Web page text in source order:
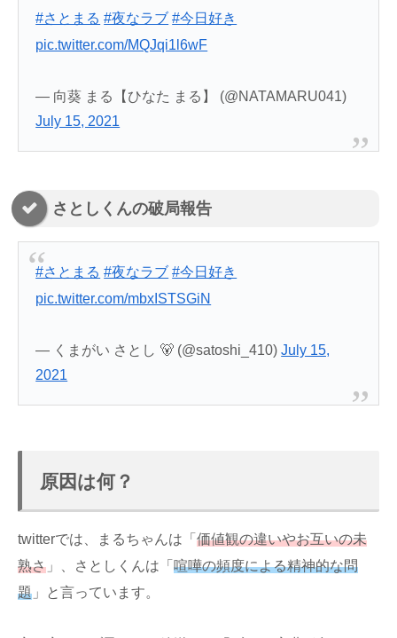
#さとまる #夜なラブ #今日好き
pic.twitter.com/MQJqi1l6wF
— 向葵 まる【ひなた まる】 (@NATAMARU041)
July 15, 2021
さとしくんの破局報告
#さとまる #夜なラブ #今日好き
pic.twitter.com/mbxISTSGiN
— くまがい さとし 🐻 (@satoshi_410)July 15,
2021
原因は何？
twitterでは、まるちゃんは「 価値観の違いやお互いの未
熟さ 」、さとしくんは「 喧嘩の頻度による精神的な問
題 」と言っています。